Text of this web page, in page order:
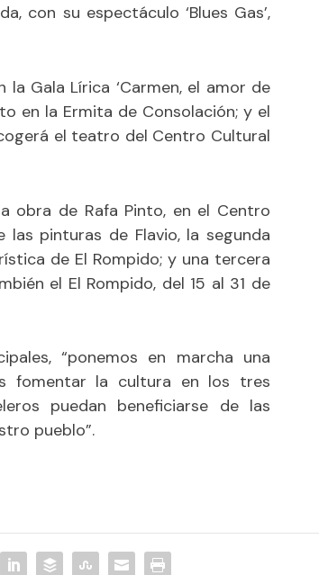
con su espectáculo ‘Blues Gas’,
Gala Lírica ‘Carmen, el amor de
en la Ermita de Consolación; y el
el teatro del Centro Cultural
obra de Rafa Pinto, en el Centro
pinturas de Flavio, la segunda
de El Rompido; y una tercera
el El Rompido, del 15 al 31 de
“ponemos en marcha una
fomentar la cultura en los tres
puedan beneficiarse de las
pueblo”.